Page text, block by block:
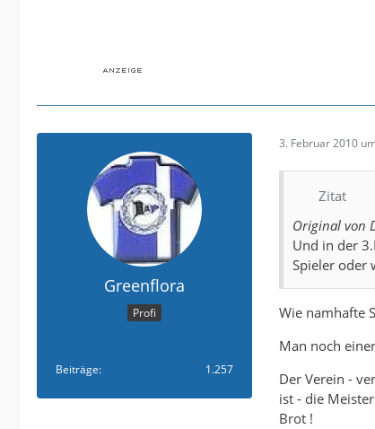
Greenflora
Profi
Beiträge 1.257
3. Februar 2010
Zitat
Original von
Und in der
Spieler oder
Wie namhafte
Man noch
Der Verein -
ist - die
Brot !